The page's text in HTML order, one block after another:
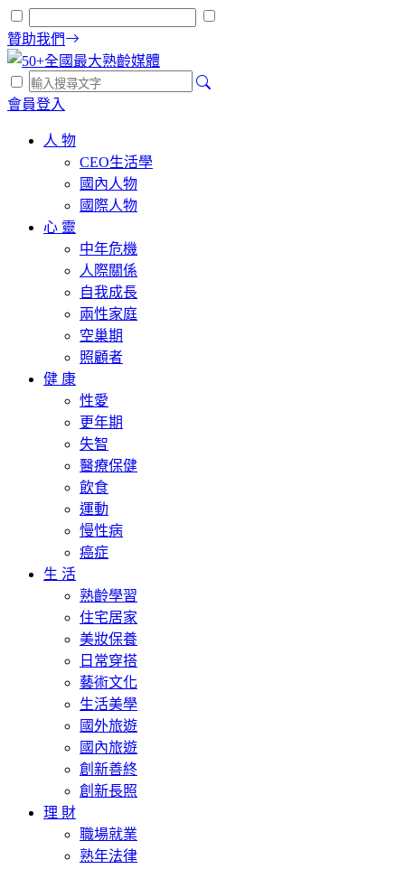
贊助我們
會員登入
人 物
CEO生活學
國內人物
國際人物
心 靈
中年危機
人際關係
自我成長
兩性家庭
空巢期
照顧者
健 康
性愛
更年期
失智
醫療保健
飲食
運動
慢性病
癌症
生 活
熟齡學習
住宅居家
美妝保養
日常穿搭
藝術文化
生活美學
國外旅遊
國內旅遊
創新善終
創新長照
理 財
職場就業
熟年法律